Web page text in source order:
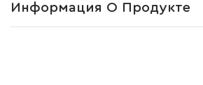
Информация О Продукте